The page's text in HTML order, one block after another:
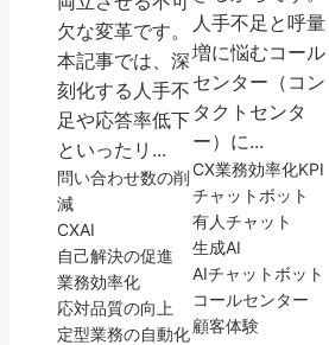
欠な変革です。
本記事では、深
刻化する人手不
足や応答率低下
といったリ...
問い合わせ数の削
減
CXAI
自己解決の促進
業務効率化
応対品質の向上
定型業務の自動化
人手不足と呼量
増に悩むコール
センター（コン
タクトセンタ
ー）に...
CX業務効率化KPI
チャットボット
有人チャット
生成AI
AIチャットボット
コールセンター
顧客体験